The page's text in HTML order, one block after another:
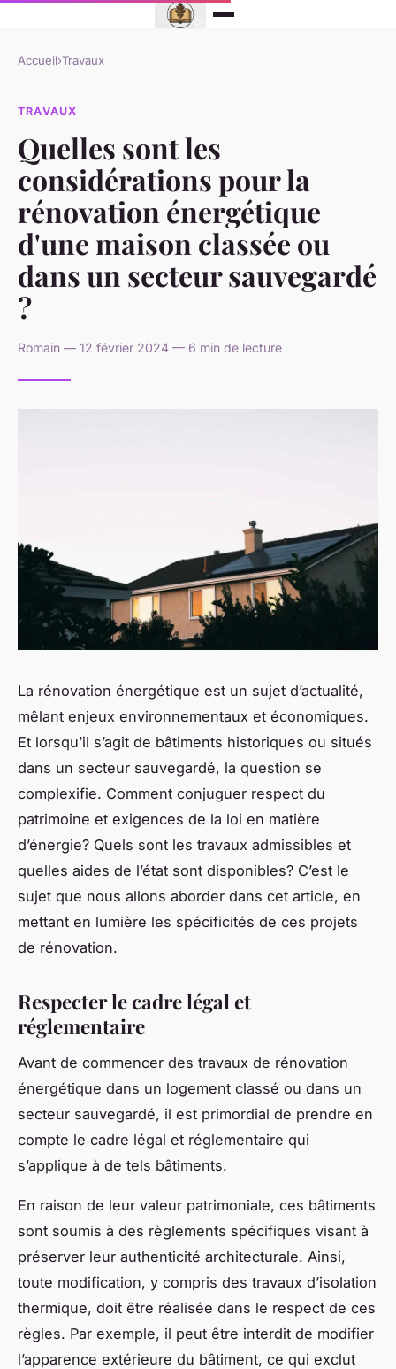
Accueil›Travaux
TRAVAUX
Quelles sont les
considérations pour la
rénovation énergétique
d'une maison classée ou
dans un secteur sauvegardé
?
Romain — 12 février 2024 — 6 min de lecture
La rénovation énergétique est un sujet d’actualité,
mêlant enjeux environnementaux et économiques.
Et lorsqu’il s’agit de bâtiments historiques ou situés
dans un secteur sauvegardé, la question se
complexifie. Comment conjuguer respect du
patrimoine et exigences de la loi en matière
d’énergie? Quels sont les travaux admissibles et
quelles aides de l’état sont disponibles? C’est le
sujet que nous allons aborder dans cet article, en
mettant en lumière les spécificités de ces projets
de rénovation.
Respecter le cadre légal et
réglementaire
Avant de commencer des travaux de rénovation
énergétique dans un logement classé ou dans un
secteur sauvegardé, il est primordial de prendre en
compte le cadre légal et réglementaire qui
s’applique à de tels bâtiments.
En raison de leur valeur patrimoniale, ces bâtiments
sont soumis à des règlements spécifiques visant à
préserver leur authenticité architecturale. Ainsi,
toute modification, y compris des travaux d’isolation
thermique, doit être réalisée dans le respect de ces
règles. Par exemple, il peut être interdit de modifier
l’apparence extérieure du bâtiment, ce qui exclut